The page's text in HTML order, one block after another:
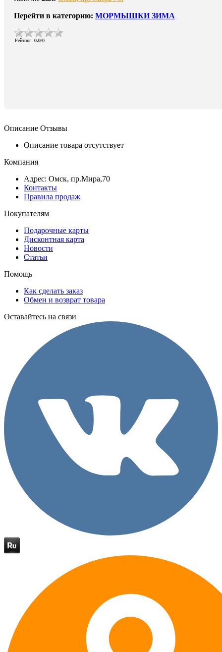
Перейти в категорию: МОРМЫШКИ ЗИМА
Рейтинг: 0.0/0
Описание Отзывы
Описание товара отсутствует
Компания
Адрес: Омск, пр.Мира,70
Контакты
Правила продаж
Покупателям
Подарочные карты
Дисконтная карта
Новости
Статьи
Помощь
Как сделать заказ
Обмен и возврат товара
Оставайтесь на связи